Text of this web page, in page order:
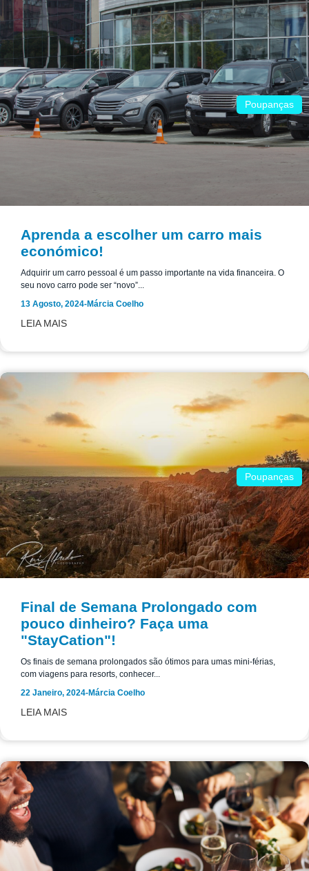
Poupanças
Aprenda a escolher um carro mais
económico!
Adquirir um carro pessoal é um passo importante na vida financeira. O
seu novo carro pode ser “novo”...
13 Agosto, 2024-Márcia Coelho
LEIA MAIS
Poupanças
Final de Semana Prolongado com
pouco dinheiro? Faça uma
"StayCation"!
Os finais de semana prolongados são ótimos para umas mini-férias,
com viagens para resorts, conhecer...
22 Janeiro, 2024-Márcia Coelho
LEIA MAIS